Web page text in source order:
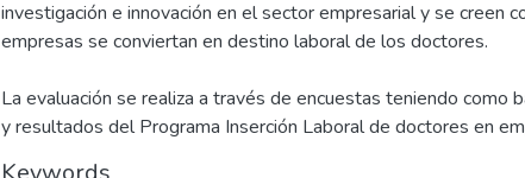
investigación e innovación en el sector empresarial y se creen
empresas se conviertan en destino laboral de los doctores.
La evaluación se realiza a través de encuestas teniendo como
y resultados del Programa Inserción Laboral de doctores en